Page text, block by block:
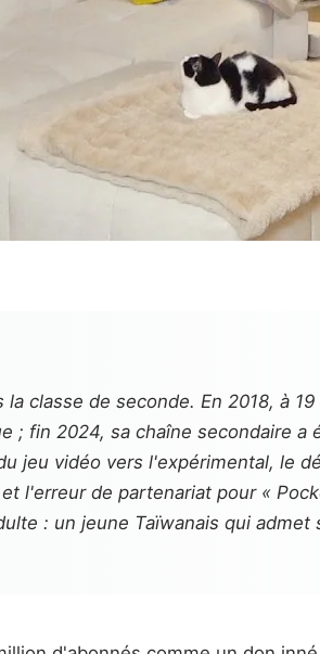
classe de seconde. En 2018, à
fin 2024, sa chaîne secondaire
jeu vidéo vers l'expérimental, le
l'erreur de partenariat pour «
: un jeune Taïwanais qui